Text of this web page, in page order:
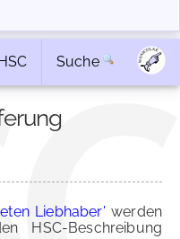
Suche
Liebhaber' werden
HSC-Beschreibung